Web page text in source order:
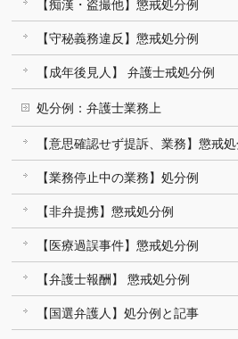
【痴漢・盗撮他】懲戒処分例
【守秘義務違反】懲戒処分例
【成年後見人】 弁護士戒処分例
処分例：弁護士業務上
【意思確認せず提訴、業務】懲戒処
【業務停止中の業務】処分例
【非弁提携】懲戒処分例
【医療過誤事件】懲戒処分例
【弁護士報酬】 懲戒処分例
【国選弁護人】処分例と記事